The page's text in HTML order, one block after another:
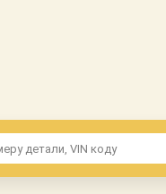
Доставка